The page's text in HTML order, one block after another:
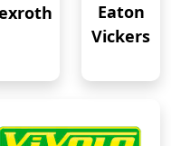
Eaton
Vickers